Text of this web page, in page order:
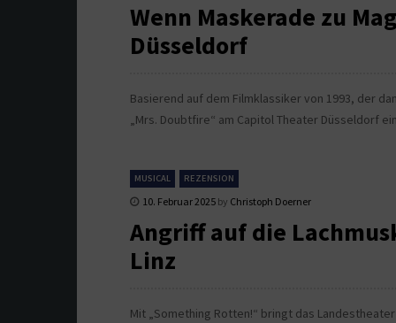
Wenn Maskerade zu
Düsseldorf
Basierend auf dem Filmklassiker von 1993, der
„Mrs. Doubtfire“ am Capitol Theater Düsseldorf
MUSICAL REZENSION
10. Februar 2025 by Christoph Doerner
Angriff auf die
Linz
Mit „Something Rotten!“ bringt das